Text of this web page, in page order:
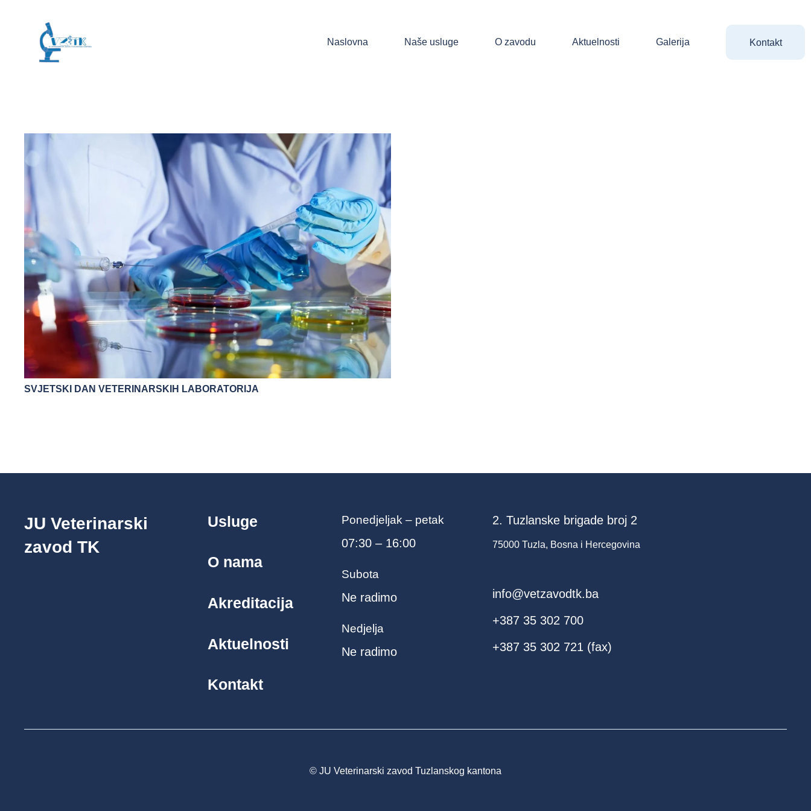
Naslovna Naše usluge O zavodu Aktuelnosti Galerija Kontakt
SVJETSKI DAN VETERINARSKIH LABORATORIJA
JU Veterinarski
zavod TK
Usluge
O nama
Akreditacija
Aktuelnosti
Kontakt
Ponedjeljak – petak
07:30 – 16:00
Subota
Ne radimo
Nedjelja
Ne radimo
2. Tuzlanske brigade broj 2
75000 Tuzla, Bosna i Hercegovina
info@vetzavodtk.ba
+387 35 302 700
+387 35 302 721 (fax)
© JU Veterinarski zavod Tuzlanskog kantona